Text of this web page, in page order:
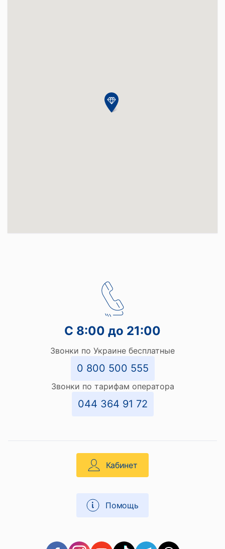
С 8:00 до 21:00
Звонки по Украине бесплатные
0 800 500 555
Звонки по тарифам оператора
044 364 91 72
Кабинет
Помощь